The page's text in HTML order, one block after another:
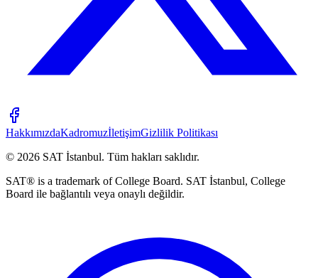
HakkımızdaKadromuzİletişimGizlilik Politikası
© 2026 SAT İstanbul. Tüm hakları saklıdır.
SAT® is a trademark of College Board. SAT İstanbul, College
Board ile bağlantılı veya onaylı değildir.